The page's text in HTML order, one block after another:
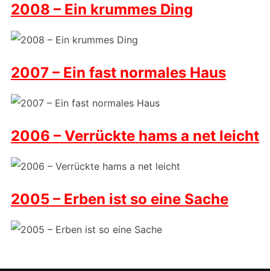
2008 – Ein krummes Ding
2007 – Ein fast normales Haus
2006 – Verrückte hams a net leicht
2005 – Erben ist so eine Sache